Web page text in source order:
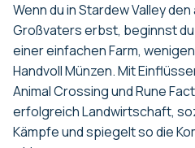
Wenn du in Stardew Valley
Großvaters erbst, beginnst
einer einfachen Farm,
Handvoll Münzen. Mit
Animal Crossing und Rune
erfolgreich Landwirtschaft,
Kämpfe und spiegelt so die